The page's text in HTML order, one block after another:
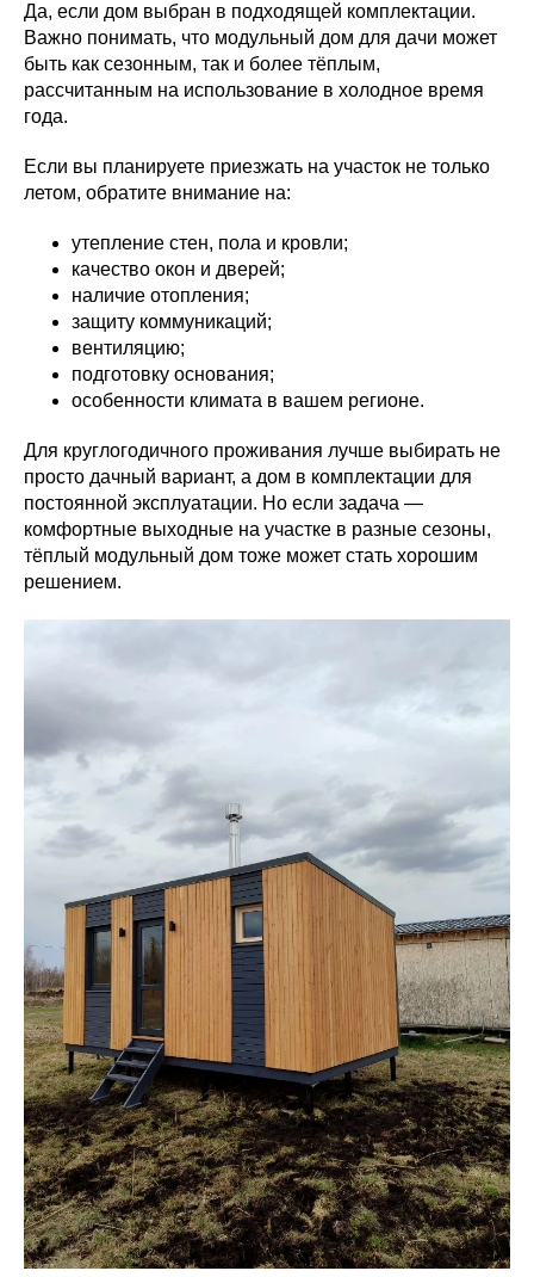
Да, если дом выбран в подходящей комплектации.
Важно понимать, что модульный дом для дачи может
быть как сезонным, так и более тёплым,
рассчитанным на использование в холодное время
года.
Если вы планируете приезжать на участок не только
летом, обратите внимание на:
утепление стен, пола и кровли;
качество окон и дверей;
наличие отопления;
защиту коммуникаций;
вентиляцию;
подготовку основания;
особенности климата в вашем регионе.
Для круглогодичного проживания лучше выбирать не
просто дачный вариант, а дом в комплектации для
постоянной эксплуатации. Но если задача —
комфортные выходные на участке в разные сезоны,
тёплый модульный дом тоже может стать хорошим
решением.